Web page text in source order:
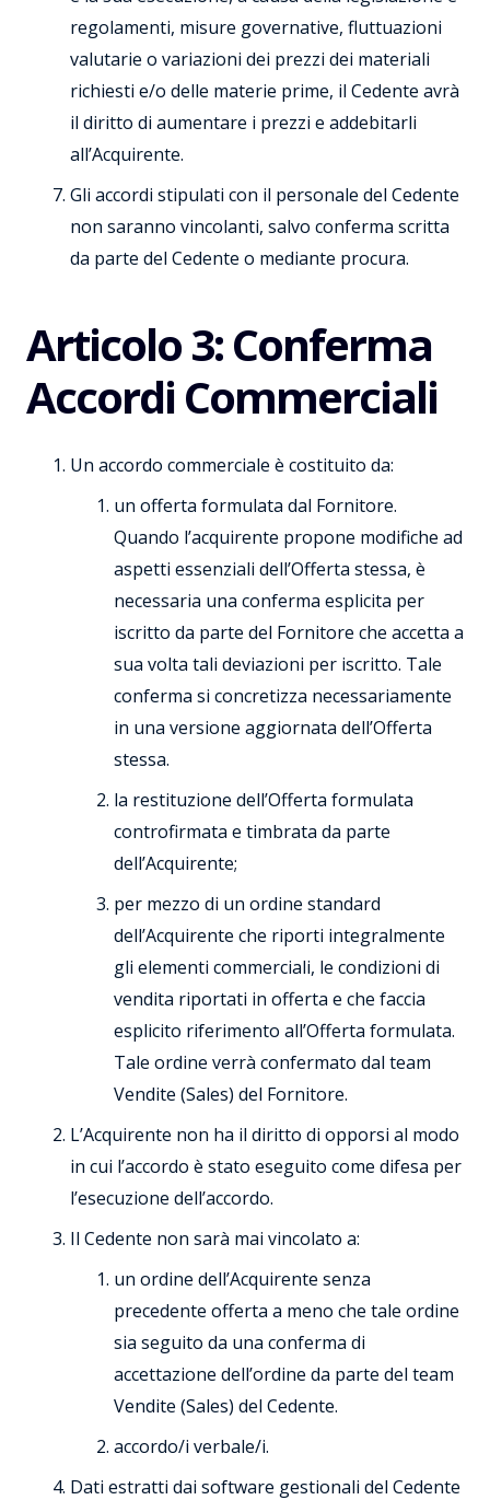
regolamenti, misure governative, fluttuazioni
valutarie o variazioni dei prezzi dei materiali
richiesti e/o delle materie prime, il Cedente avrà
il diritto di aumentare i prezzi e addebitarli
all’Acquirente.
Gli accordi stipulati con il personale del Cedente
non saranno vincolanti, salvo conferma scritta
da parte del Cedente o mediante procura.
Articolo 3: Conferma
Accordi Commerciali
Un accordo commerciale è costituito da:
un offerta formulata dal Fornitore.
Quando l’acquirente propone modifiche ad
aspetti essenziali dell’Offerta stessa, è
necessaria una conferma esplicita per
iscritto da parte del Fornitore che accetta a
sua volta tali deviazioni per iscritto. Tale
conferma si concretizza necessariamente
in una versione aggiornata dell’Offerta
stessa.
la restituzione dell’Offerta formulata
controfirmata e timbrata da parte
dell’Acquirente;
per mezzo di un ordine standard
dell’Acquirente che riporti integralmente
gli elementi commerciali, le condizioni di
vendita riportati in offerta e che faccia
esplicito riferimento all’Offerta formulata.
Tale ordine verrà confermato dal team
Vendite (Sales) del Fornitore.
L’Acquirente non ha il diritto di opporsi al modo
in cui l’accordo è stato eseguito come difesa per
l’esecuzione dell’accordo.
Il Cedente non sarà mai vincolato a:
un ordine dell’Acquirente senza
precedente offerta a meno che tale ordine
sia seguito da una conferma di
accettazione dell’ordine da parte del team
Vendite (Sales) del Cedente.
accordo/i verbale/i.
Dati estratti dai software gestionali del Cedente